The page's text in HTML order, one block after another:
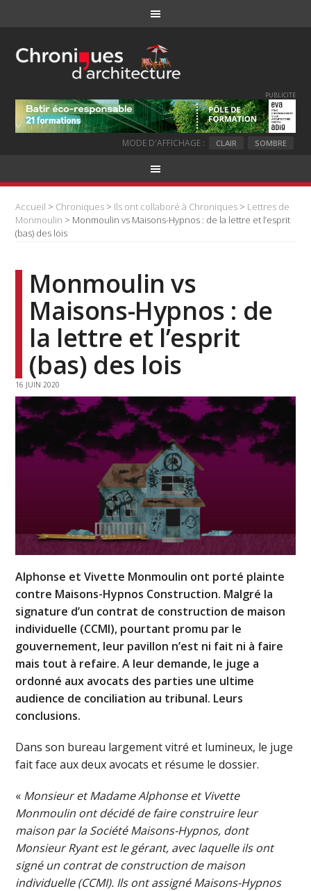
PUBLICITE
MODE D'AFFICHAGE : CLAIR SOMBRE
Accueil > Chroniques > Ils ont collaboré à Chroniques > Lettres de
Monmoulin > Monmoulin vs Maisons-Hypnos : de la lettre et l’esprit
(bas) des lois
Monmoulin vs
Maisons-Hypnos : de
la lettre et l’esprit
(bas) des lois
16 JUIN 2020
Alphonse et Vivette Monmoulin ont porté plainte
contre Maisons-Hypnos Construction. Malgré la
signature d’un contrat de construction de maison
individuelle (CCMI), pourtant promu par le
gouvernement, leur pavillon n’est ni fait ni à faire
mais tout à refaire. A leur demande, le juge a
ordonné aux avocats des parties une ultime
audience de conciliation au tribunal. Leurs
conclusions.
Dans son bureau largement vitré et lumineux, le juge
fait face aux deux avocats et résume le dossier.
« Monsieur et Madame Alphonse et Vivette
Monmoulin ont décidé de faire construire leur
maison par la Société Maisons-Hypnos, dont
Monsieur Ryant est le gérant, avec laquelle ils ont
signé un contrat de construction de maison
individuelle (CCMI). Ils ont assigné Maisons-Hypnos